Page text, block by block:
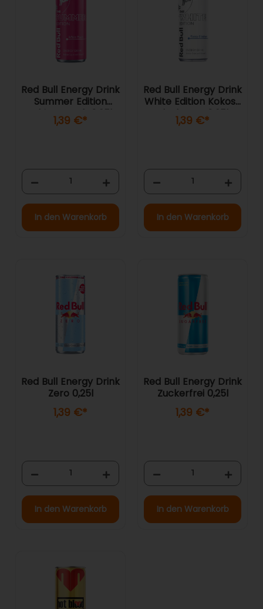
Red Bull Energy Drink
Summer Edition
White Peach 0,25l
1,39 €*
In den Warenkorb
Red Bull Energy Drink
White Edition Kokos-
Blaubeere 0,25l
1,39 €*
In den Warenkorb
Red Bull Energy Drink
Zero 0,25l
1,39 €*
In den Warenkorb
Red Bull Energy Drink
Zuckerfrei 0,25l
1,39 €*
In den Warenkorb